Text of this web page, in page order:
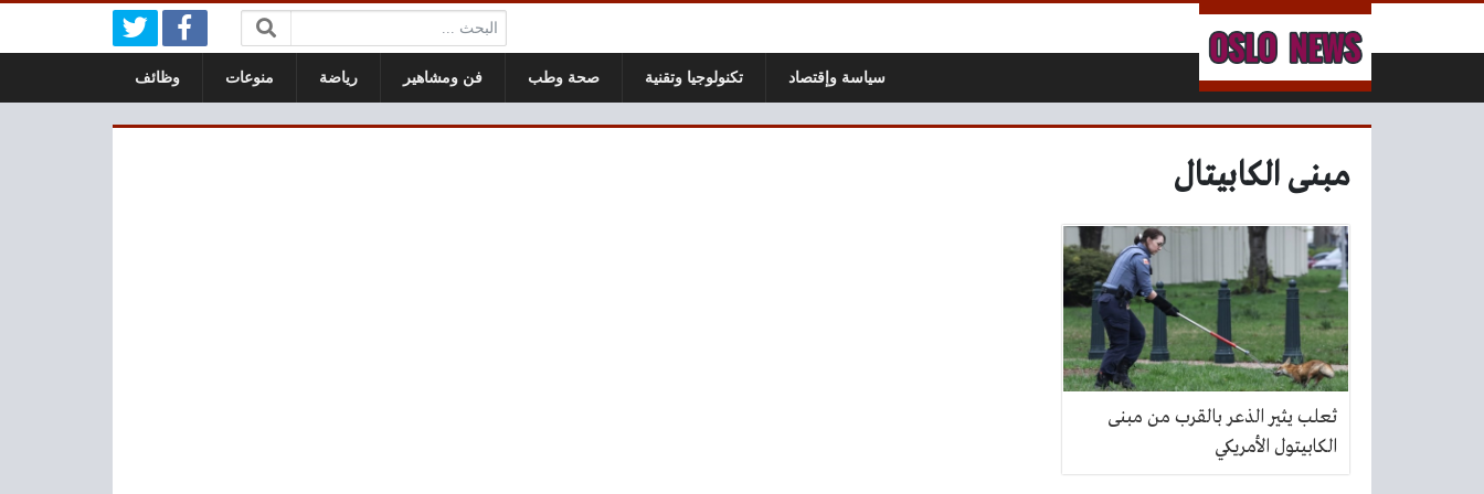
التخطي إلى المحتوى
البحث:
سياسة وإقتصاد تكنولوجيا وتقنية صحة وطب فن ومشاهير رياضة منوعات وظائف
مبنى الكابيتال
ثعلب يثير الذعر بالقرب من مبنى
الكابيتول الأمريكي